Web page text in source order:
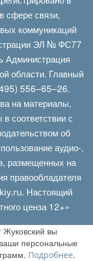
сфере связи,
коммуникаций
ЭЛ № ФС77
Администрация
области. Главный
556–65–26.
на материалы,
соответствии с
об
аудио-,
размещенных на
правообладателя
. Настоящий
ценза 12+»
Жуковский вы
персональные
Подробнее.